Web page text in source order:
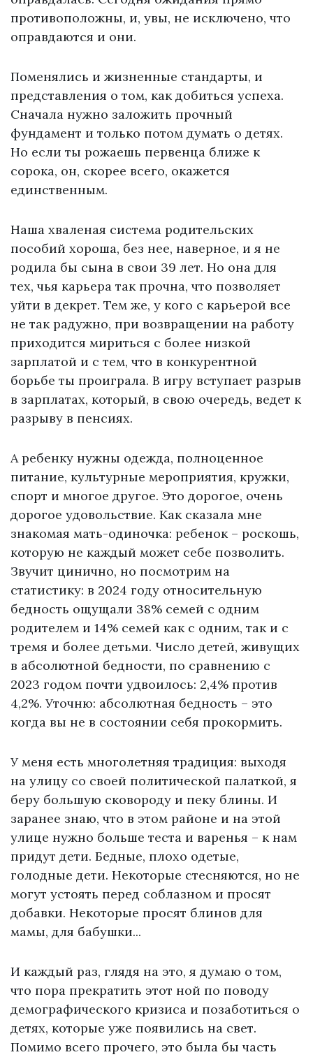
противоположны, и, увы, не исключено, что
оправдаются и они.
Поменялись и жизненные стандарты, и
представления о том, как добиться успеха.
Сначала нужно заложить прочный
фундамент и только потом думать о детях.
Но если ты рожаешь первенца ближе к
сорока, он, скорее всего, окажется
единственным.
Наша хваленая система родительских
пособий хороша, без нее, наверное, и я не
родила бы сына в свои 39 лет. Но она для
тех, чья карьера так прочна, что позволяет
уйти в декрет. Тем же, у кого с карьерой все
не так радужно, при возвращении на работу
приходится мириться с более низкой
зарплатой и с тем, что в конкурентной
борьбе ты проиграла. В игру вступает разрыв
в зарплатах, который, в свою очередь, ведет к
разрыву в пенсиях.
А ребенку нужны одежда, полноценное
питание, культурные мероприятия, кружки,
спорт и многое другое. Это дорогое, очень
дорогое удовольствие. Как сказала мне
знакомая мать-одиночка: ребенок – роскошь,
которую не каждый может себе позволить.
Звучит цинично, но посмотрим на
статистику: в 2024 году относительную
бедность ощущали 38% семей с одним
родителем и 14% семей как с одним, так и с
тремя и более детьми. Число детей, живущих
в абсолютной бедности, по сравнению с
2023 годом почти удвоилось: 2,4% против
4,2%. Уточню: абсолютная бедность – это
когда вы не в состоянии себя прокормить.
У меня есть многолетняя традиция: выходя
на улицу со своей политической палаткой, я
беру большую сковороду и пеку блины. И
заранее знаю, что в этом районе и на этой
улице нужно больше теста и варенья – к нам
придут дети. Бедные, плохо одетые,
голодные дети. Некоторые стесняются, но не
могут устоять перед соблазном и просят
добавки. Некоторые просят блинов для
мамы, для бабушки...
И каждый раз, глядя на это, я думаю о том,
что пора прекратить этот ной по поводу
демографического кризиса и позаботиться о
детях, которые уже появились на свет.
Помимо всего прочего, это была бы часть